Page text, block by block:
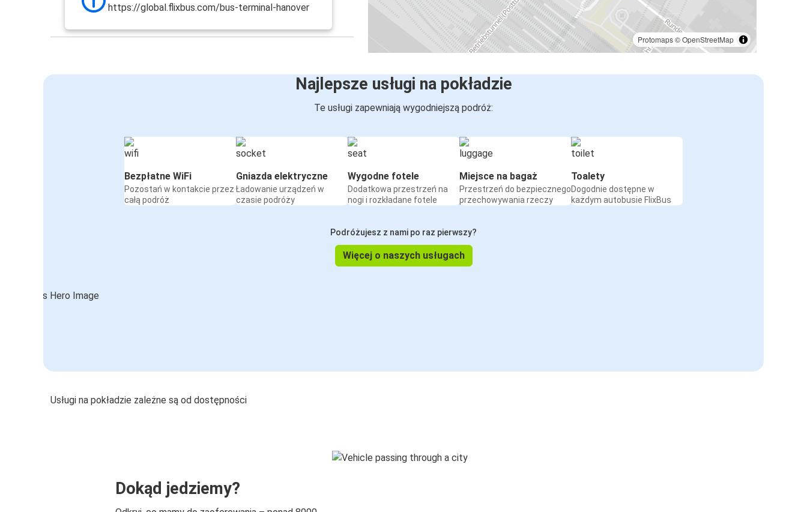
Protomaps©OpenStreetMap
https://global.flixbus.com/bus-terminal-hanover
Najlepsze usługi na pokładzie
Te usługi zapewniają wygodniejszą podróż:
Bezpłatne WiFi
Pozostań w kontakcie przez
całą podróż
Gniazda elektryczne
Ładowanie urządzeń w
czasie podróży
Wygodne fotele
Dodatkowa przestrzeń na
nogi i rozkładane fotele
Miejsce na bagaż
Przestrzeń do bezpiecznego
przechowywania rzeczy
Toalety
Dogodnie dostępne w
każdym autobusie FlixBus
Podróżujesz z nami po raz pierwszy?
Więcej o naszych usługach
Usługi na pokładzie zależne są od dostępności
Dokąd jedziemy?